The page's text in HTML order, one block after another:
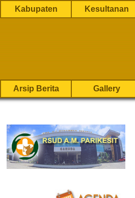
Kabupaten Kesultanan
Arsip Berita Gallery